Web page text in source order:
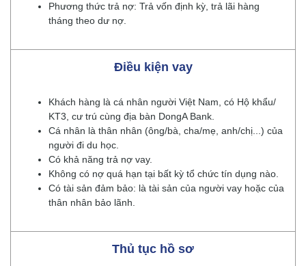
Phương thức trả nợ: Trả vốn định kỳ, trả lãi hàng
tháng theo dư nợ.
Điều kiện vay
Khách hàng là cá nhân người Việt Nam, có Hộ khẩu/
KT3, cư trú cùng địa bàn DongA Bank.
Cá nhân là thân nhân (ông/bà, cha/mẹ, anh/chị...) của
người đi du học.
Có khả năng trả nợ vay.
Không có nợ quá hạn tại bất kỳ tổ chức tín dụng nào.
Có tài sản đảm bảo: là tài sản của người vay hoặc của
thân nhân bảo lãnh.
Thủ tục hồ sơ